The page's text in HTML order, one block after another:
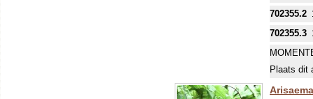
702355.2
702355.3
Plaats dit